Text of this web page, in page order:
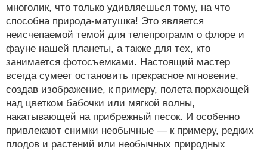
многолик, что только удивляешься тому, на что
способна природа-матушка! Это является
неисчепаемой темой для телепрограмм о флоре и
фауне нашей планеты, а также для тех, кто
занимается фотосъемками. Настоящий мастер
всегда сумеет остановить прекрасное мгновение,
создав изображение, к примеру, полета порхающей
над цветком бабочки или мягкой волны,
накатывающей на прибрежный песок. И особенно
привлекают снимки необычные — к примеру, редких
плодов и растений или необычных природных